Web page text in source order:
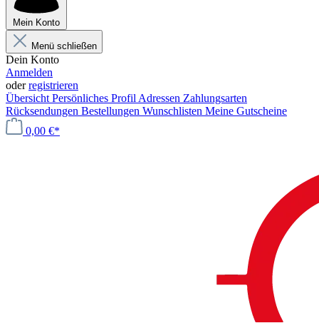
Mein Konto
Menü schließen
Dein Konto
Anmelden
oderregistrieren
Übersicht Persönliches Profil Adressen Zahlungsarten
Rücksendungen Bestellungen Wunschlisten Meine Gutscheine
0,00 €*